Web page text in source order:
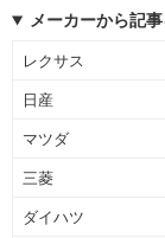
メーカーから記
レクサス
日産
マツダ
三菱
ダイハツ